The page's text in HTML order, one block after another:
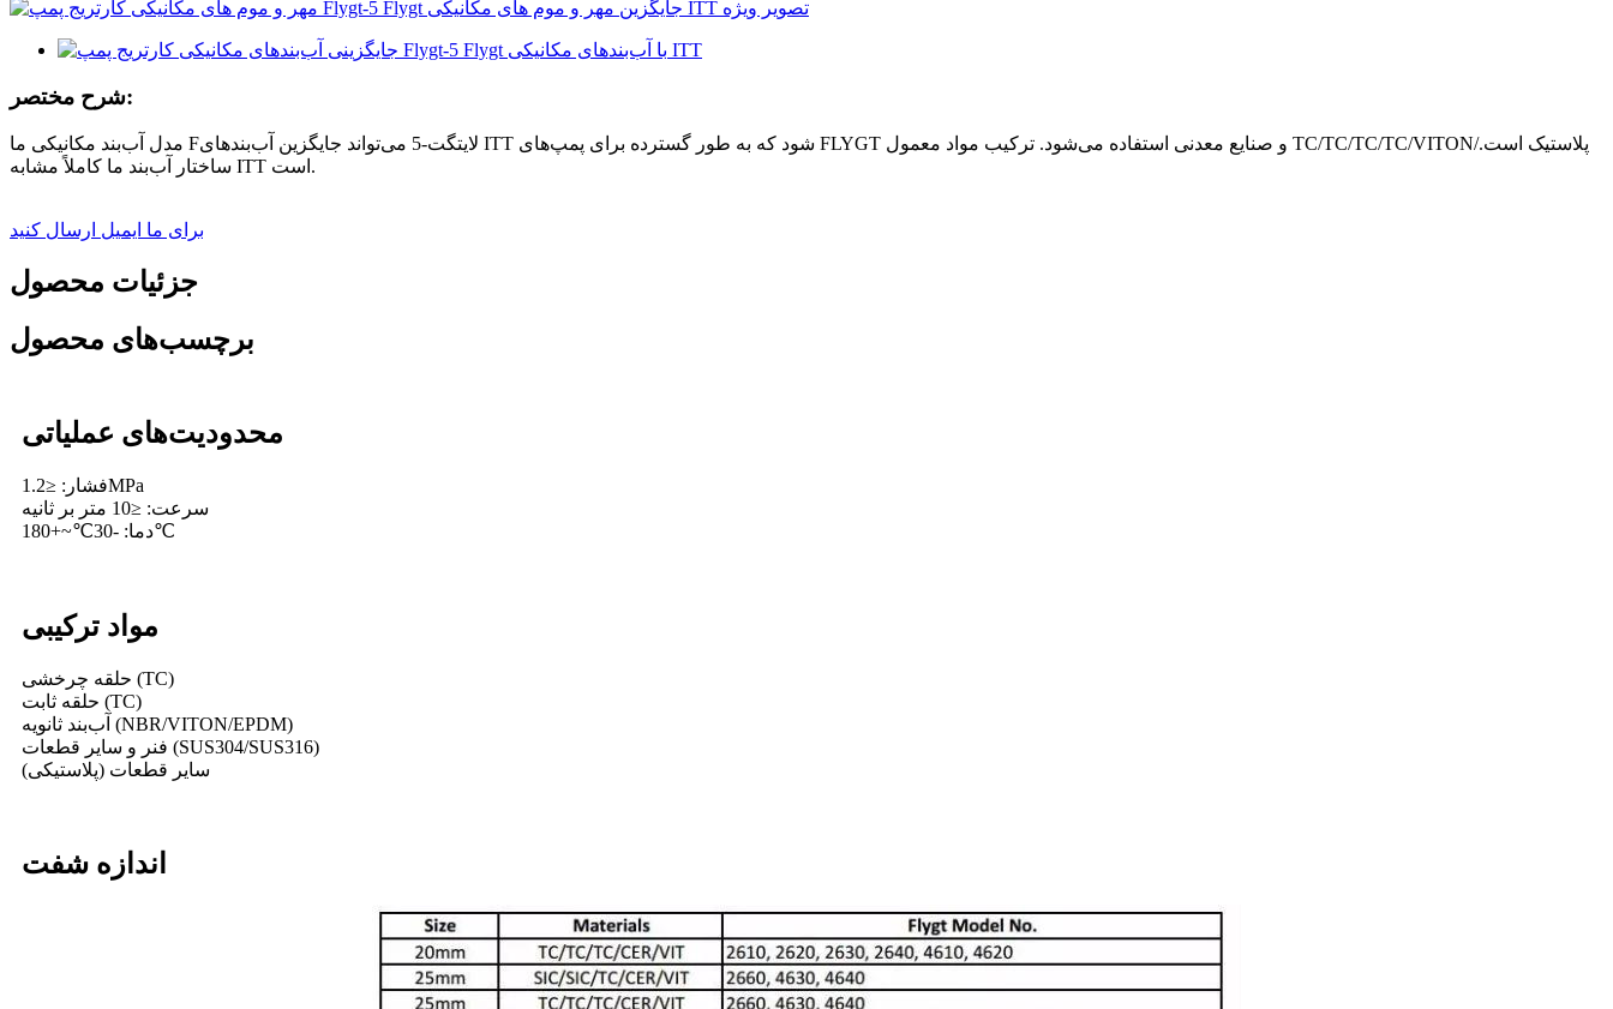
شرح مختصر:
مدل آب‌بند مکانیکی ما F لایتگت
-5 می‌تواند جایگزین آب‌بندهای ITT شود که به طور گسترده برای پمپ‌های FLYGT و صنایع معدنی استفاده می‌شود. ترکیب مواد معمول TC/TC/TC/TC/VITON/پلاستیک است.
ساختار آب‌بند ما کاملاً مشابه ITT است.
برای ما ایمیل ارسال کنید
جزئیات محصول
برچسب‌های محصول
محدودیت‌های عملیاتی
فشار: ≤1.2MPa
سرعت: ≤10 متر بر ثانیه
دما: -30℃~+180℃
مواد ترکیبی
حلقه چرخشی (TC)
حلقه ثابت (TC)
آب‌بند ثانویه (NBR/VITON/EPDM)
فنر و سایر قطعات (SUS304/SUS316)
سایر قطعات (پلاستیکی)
اندازه شفت